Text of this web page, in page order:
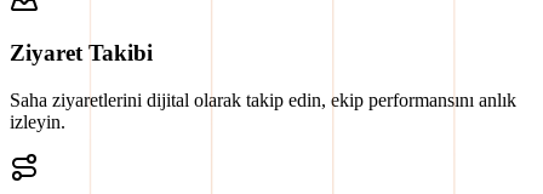
Ziyaret Takibi
Saha ziyaretlerini dijital olarak takip edin, ekip performansını anlık
izleyin.